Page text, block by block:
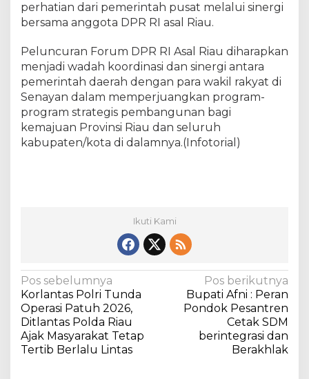
perhatian dari pemerintah pusat melalui sinergi
bersama anggota DPR RI asal Riau.
Peluncuran Forum DPR RI Asal Riau diharapkan
menjadi wadah koordinasi dan sinergi antara
pemerintah daerah dengan para wakil rakyat di
Senayan dalam memperjuangkan program-
program strategis pembangunan bagi
kemajuan Provinsi Riau dan seluruh
kabupaten/kota di dalamnya.(Infotorial)
Ikuti Kami
N
a
v
i
Pos sebelumnya
Korlantas Polri Tunda
Operasi Patuh 2026,
Ditlantas Polda Riau
Ajak Masyarakat Tetap
Tertib Berlalu Lintas
Pos berikutnya
Bupati Afni : Peran
Pondok Pesantren
Cetak SDM
berintegrasi dan
Berakhlak